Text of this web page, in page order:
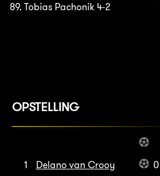
89. Tobias Pachonik 4-2
OPSTELLING
1 Delano van Crooy 0